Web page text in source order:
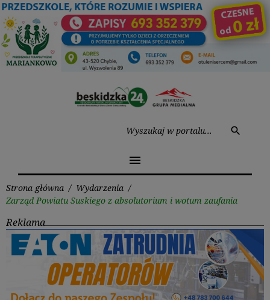
Przejdź
do
treści
search
menu
Strona główna / Wydarzenia /
Zarząd Powiatu Suskiego z absolutorium i wotum zaufania
Reklama